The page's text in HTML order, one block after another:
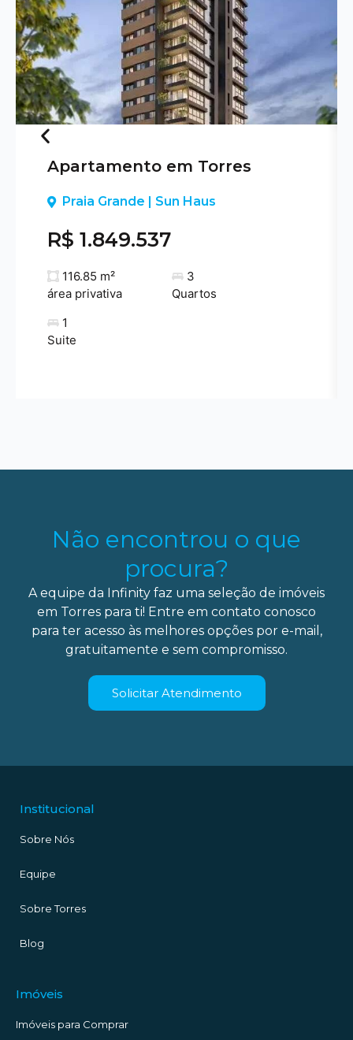
Previous
Apartamento em Torres
Praia Grande | Sun Haus
R$ 1.849.537
116.85 m²
área privativa
3
Quartos
1
Suite
Não encontrou o que
procura?
A equipe da Infinity faz uma seleção de imóveis
em Torres para ti! Entre em contato conosco
para ter acesso às melhores opções por e-mail,
gratuitamente e sem compromisso.
Solicitar Atendimento
Institucional
Sobre Nós
Equipe
Sobre Torres
Blog
Imóveis
Imóveis para Comprar